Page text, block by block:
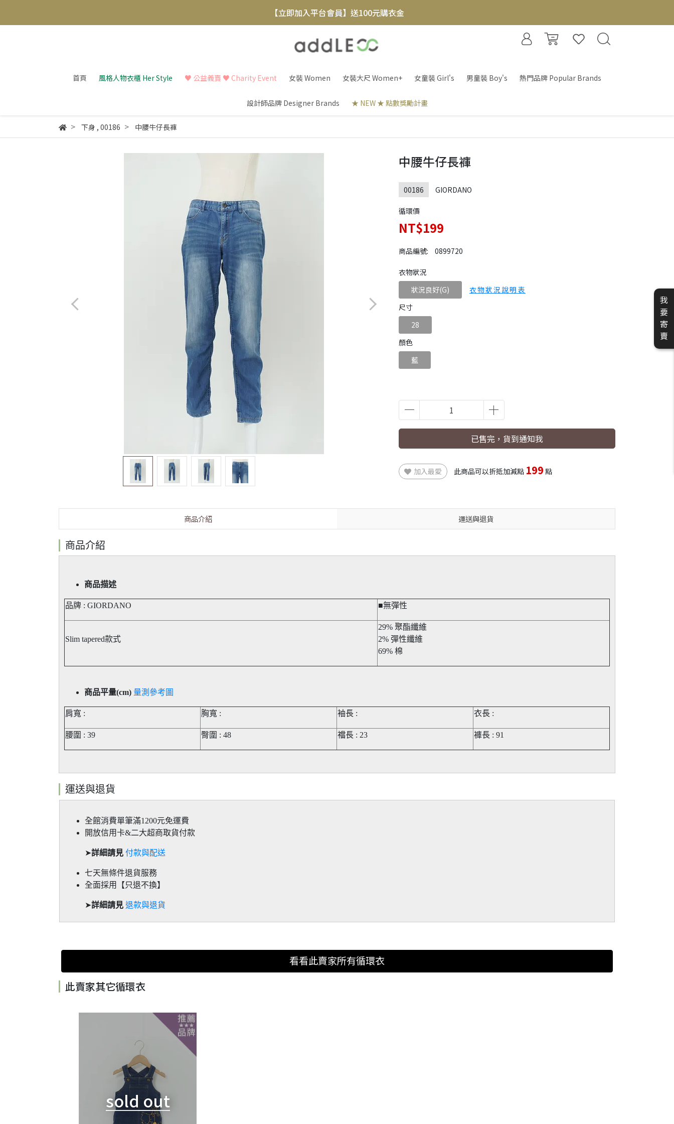
【立即加入平台會員】送100元購衣金
【實體概念店】6+plaza 2F
首頁 風格人物衣櫃 Her Style ♥︎ 公益義賣 ♥︎ Charity Event 女裝 Women 女裝大尺 Women+ 女童裝 Girl's 男童裝 Boy's 熱門品牌 Popular Brands
設計師品牌 Designer Brands ★ NEW ★ 點數獎勵計畫
下身 , 00186 中腰牛仔長褲
中腰牛仔長褲
00186 GIORDANO
循環價
NT$199
商品編號: 0899720
衣物狀況
狀況良好(G)
尺寸
28
顏色
藍
衣物狀況說明表
已售完，貨到通知我
加入最愛 此商品可以折抵加減點 199 點
商品介紹 運送與退貨
商品介紹
商品描述
品牌 : GIORDANO ■無彈性​
Slim tapered款式
29% 聚酯纖維
2% 彈性纖維
69% 棉
商品平量(cm) 量測參考圖
肩寬 : 胸寬 : 袖長 : 衣長 :
腰圍 : 39 臀圍 : 48 襠長 : 23 褲長 : 91
運送與退貨
全館消費單筆滿1200元免運費
開放信用卡&二大超商取貨付款
➤詳細請見 付款與配送
七天無條件退貨服務
全面採用【只退不換】
➤詳細請見 退款與退貨
看看此賣家所有循環衣
此賣家其它循環衣
sold out
我
要
寄
賣